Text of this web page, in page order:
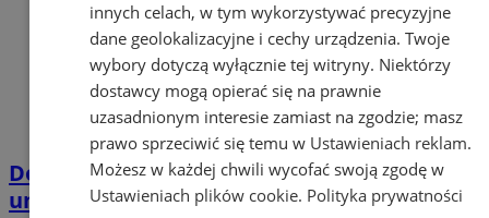
Dotacja dla OSP w Orzeszu. Podpisano
umowę dotacyjną
innych celach, w tym wykorzystywać precyzyjne
dane geolokalizacyjne i cechy urządzenia. Twoje
wybory dotyczą wyłącznie tej witryny. Niektórzy
dostawcy mogą opierać się na prawnie
uzasadnionym interesie zamiast na zgodzie; masz
prawo sprzeciwić się temu w Ustawieniach reklam.
Możesz w każdej chwili wycofać swoją zgodę w
Ustawieniach plików cookie. Polityka prywatności